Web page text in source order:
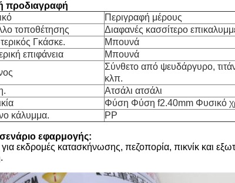
προδιαγραφή
Περιγραφή μέρους
τοποθέτησης
Διαφανές κασσίτερο
Γκάσκε.
Μπουνά
επιφάνεια
Μπουνά
Σύνθετο από ψευδάργυρο,
κλπ.
Ατσάλι ατσάλι
Φύση Φύση f2.40mm Φυσικό
κάλυμμα.
PP
σενάριο εφαρμογής:
για εκδρομές κατασκήνωσης, πεζοπορία, πικνίκ και